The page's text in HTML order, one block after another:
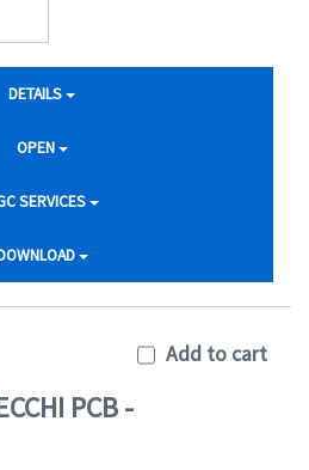
DETAILS
OPEN
SERVICES
Add to cart
PCB -